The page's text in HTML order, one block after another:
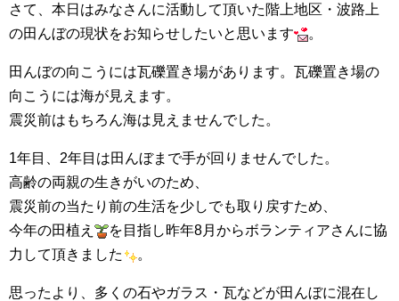
さて、本日はみなさんに活動して頂いた階上地区・波路上
の田んぼの現状をお知らせしたいと思います
。
田んぼの向こうには瓦礫置き場があります。瓦礫置き場の
向こうには海が見えます。
震災前はもちろん海は見えませんでした。
1年目、2年目は田んぼまで手が回りませんでした。
高齢の両親の生きがいのため、
震災前の当たり前の生活を少しでも取り戻すため、
今年の田植え
を目指し昨年8月からボランティアさんに協
力して頂きました
。
思ったより、多くの石やガラス・瓦などが田んぼに混在し
リンク